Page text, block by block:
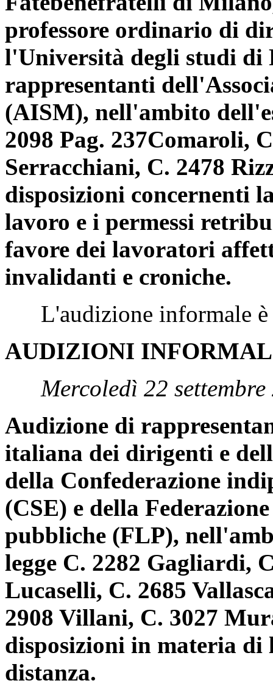
professore ordinario di
l'Università degli studi di
rappresentanti
(AISM), nell'ambito
2098 Pag. 237Comaroli,
Serracchiani, C. 2478
disposizioni concernenti
lavoro e i permessi
favore dei lavoratori
invalidanti e croniche.
L'audizione informale è
AUDIZIONI
Mercoledì 22 settembre
Audizione di
italiana dei dirigenti e
della Confederazione
(CSE) e della
pubbliche (FLP),
legge C. 2282 Gagliardi,
Lucaselli, C. 2685
2908 Villani, C. 3027
disposizioni in materia di
distanza.